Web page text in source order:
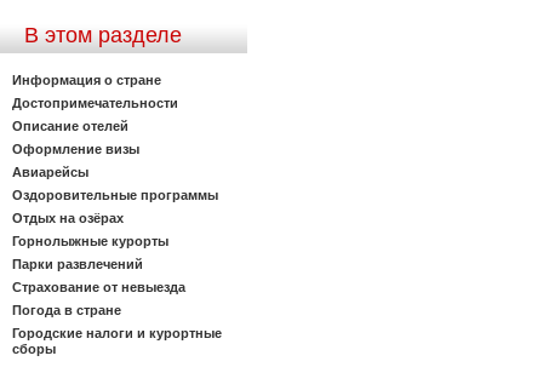
В этом разделе
Информация о стране
Достопримечательности
Описание отелей
Оформление визы
Авиарейсы
Оздоровительные программы
Отдых на озёрах
Горнолыжные курорты
Парки развлечений
Страхование от невыезда
Погода в стране
Городские налоги и курортные
сборы